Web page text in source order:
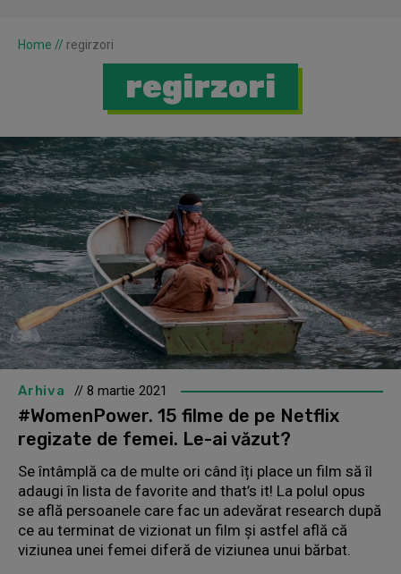
Home // regirzori
regirzori
Arhiva // 8 martie 2021
#WomenPower. 15 filme de pe Netflix
regizate de femei. Le-ai văzut?
Se întâmplă ca de multe ori când îți place un film să îl
adaugi în lista de favorite and that’s it! La polul opus
se află persoanele care fac un adevărat research după
ce au terminat de vizionat un film și astfel află că
viziunea unei femei diferă de viziunea unui bărbat.